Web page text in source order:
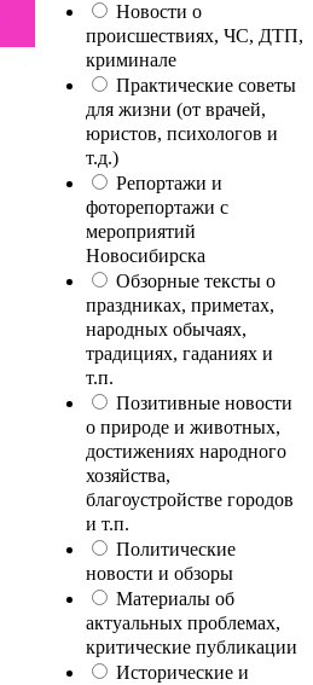
Новости о
происшествиях, ЧС, ДТП,
криминале
Практические советы
для жизни (от врачей,
юристов, психологов и
т.д.)
Репортажи и
фоторепортажи с
мероприятий
Новосибирска
Обзорные тексты о
праздниках, приметах,
народных обычаях,
традициях, гаданиях и
т.п.
Позитивные новости
о природе и животных,
достижениях народного
хозяйства,
благоустройстве городов
и т.п.
Политические
новости и обзоры
Материалы об
актуальных проблемах,
критические публикации
Исторические и